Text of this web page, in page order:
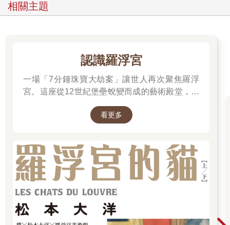
相關主題
認識羅浮宮
一場「7分鐘珠寶大劫案」讓世人再次聚焦羅浮
宮。這座從12世紀堡壘蛻變而成的藝術殿堂，收
一起深入探尋羅浮宮八百年的歷史、珍藏的秘密
看更多